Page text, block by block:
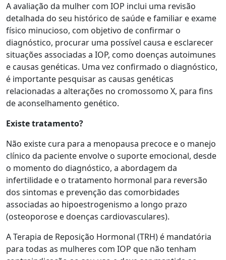
A avaliação da mulher com IOP inclui uma revisão
detalhada do seu histórico de saúde e familiar e exame
físico minucioso, com objetivo de confirmar o
diagnóstico, procurar uma possível causa e esclarecer
situações associadas a IOP, como doenças autoimunes
e causas genéticas. Uma vez confirmado o diagnóstico,
é importante pesquisar as causas genéticas
relacionadas a alterações no cromossomo X, para fins
de aconselhamento genético.
Existe tratamento?
Não existe cura para a menopausa precoce e o manejo
clínico da paciente envolve o suporte emocional, desde
o momento do diagnóstico, a abordagem da
infertilidade e o tratamento hormonal para reversão
dos sintomas e prevenção das comorbidades
associadas ao hipoestrogenismo a longo prazo
(osteoporose e doenças cardiovasculares).
A Terapia de Reposição Hormonal (TRH) é mandatória
para todas as mulheres com IOP que não tenham